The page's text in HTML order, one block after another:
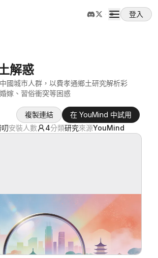
登入
解惑
國城市人群，以費孝通鄉土研究解析彩
嫁、習俗衝突等困惑
複製連結
在 YouMind 中試用
安裝人數 4分類研究來源YouMind